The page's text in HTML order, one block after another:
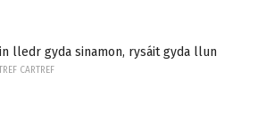
lledr gyda sinamon, rysáit gyda llun
CARTREF